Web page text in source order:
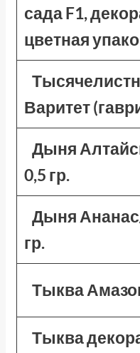
сада F1,
цветная
Варитет
Дыня
0,5 гр.
Дыня
гр.
Тыква
Тыква